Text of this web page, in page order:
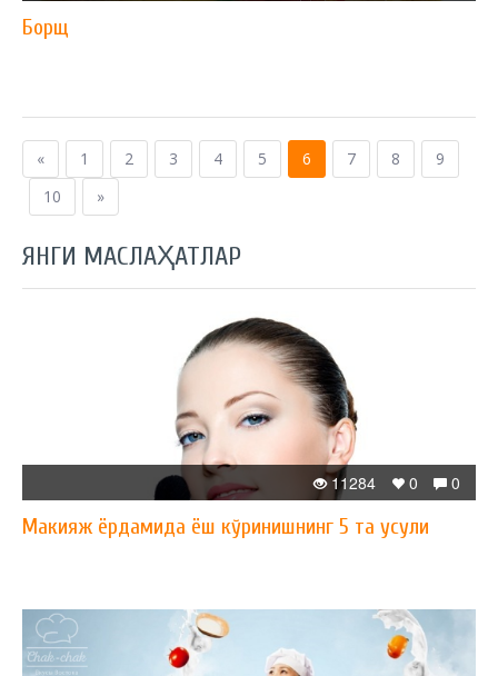
Борщ
« 1 2 3 4 5 6 7 8
9
10
»
ЯНГИ МАСЛАҲАТЛАР
0
0
11284
Макияж ёрдамида ёш кўринишнинг 5 та усули